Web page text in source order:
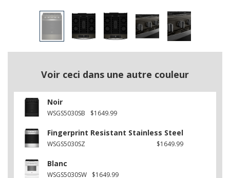
Voir ceci dans une autre couleur
Noir
WSGS5030SB $1649.99
Fingerprint Resistant Stainless Steel
WSGS5030SZ $1649.99
Blanc
WSGS5030SW $1649.99